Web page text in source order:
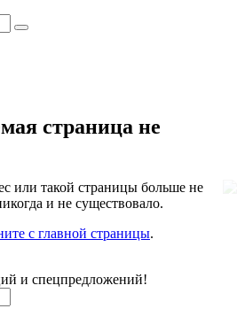
страница не
или такой страницы больше не
и не существовало.
с главной страницы.
и спецпредложений!